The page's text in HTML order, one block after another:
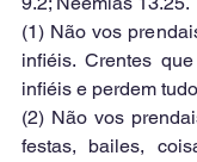
(1) Não vos
infiéis. Crentes
infiéis e perdem
(2) Não vos
festas, bailes,